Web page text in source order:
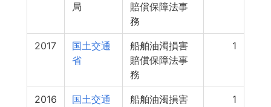
局
賠償保障法事
務
2017
国土交通
省
船舶油濁損害
賠償保障法事
務
1
2016
国土交通
船舶油濁損害
1